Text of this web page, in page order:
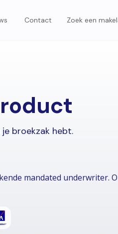
Contact Zoek een
broekzak hebt.
mandated underwriter.